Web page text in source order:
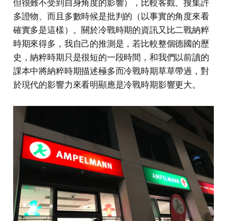
但很難不受到自身角度的影響），比較客觀、搜集許
多證物、而且多數時候是批判的（以事實的角度來看
確實多是這樣）。關於冷戰時期的資訊又比二戰納粹
時期來得多，我自己的推測是，若比較整個德國的歷
史，納粹時期只是很短的一段時間，和我們以前讀的
課本中將納粹時期描述極多而冷戰時期草草帶過，對
於現代的影響力來看明顯應是冷戰時期影響更大。